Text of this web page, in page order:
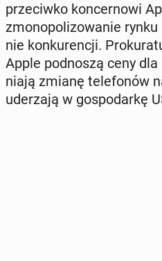
prze­ciw­ko kon­cer­no­wi
zmo­no­po­li­zo­wa­nie
nie kon­ku­ren­cji.
Apple pod­no­szą ceny
nia­ją zmianę te­le­fo­nów
ude­rza­ją w go­spo­dar­kę